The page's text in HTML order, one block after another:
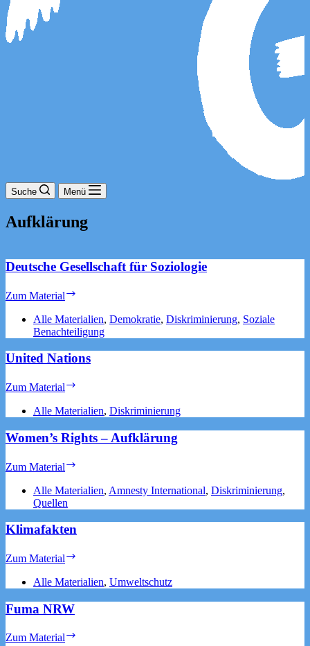
Suche Menü
Aufklärung
Deutsche Gesellschaft für Soziologie
Zum Material
für
Soziologie
Alle Materialien, Demokratie, Diskriminierung, Soziale
Benachteiligung
United Nations
Zum Material
Alle Materialien, Diskriminierung
Women’s Rights – Aufklärung
Zum Material
–
Alle Materialien, Amnesty International, Diskriminierung,
Quellen
Klimafakten
Zum Material
Alle Materialien, Umweltschutz
Fuma NRW
Zum Material